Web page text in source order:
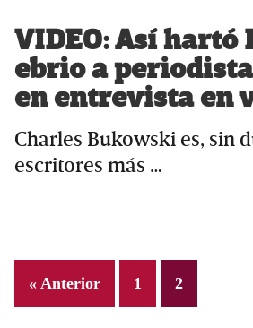
VIDEO: Así
ebrio a
en entrevista en
Charles Bukowski es, sin
escritores más …
« Anterior Page
1 Page
2